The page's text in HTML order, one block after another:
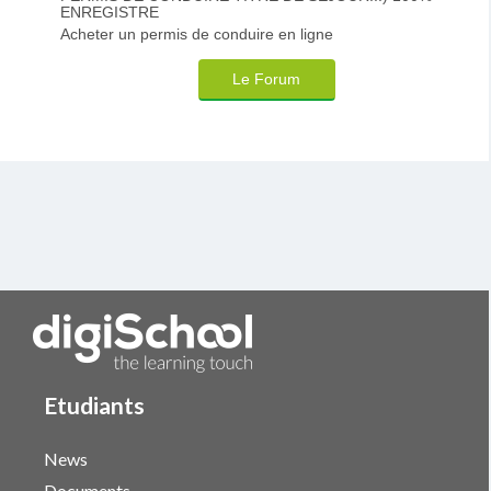
ENREGISTRE
Acheter un permis de conduire en ligne
Le Forum
Etudiants
News